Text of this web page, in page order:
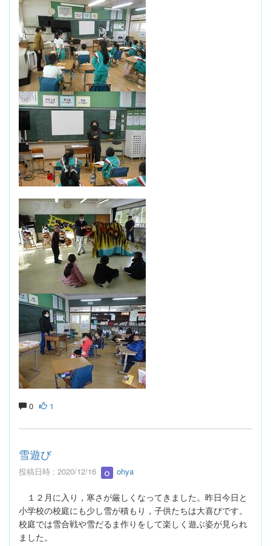
0 1
雪遊び
投稿日時 : 2020/12/16 ohya
１２月に入り，寒さが厳しくなってきました。昨日今日と
小学校の校庭にも少し雪が積もり，子供たちは大喜びです。
校庭では雪合戦や雪だるま作りをして楽しく遊ぶ姿が見られ
ました。